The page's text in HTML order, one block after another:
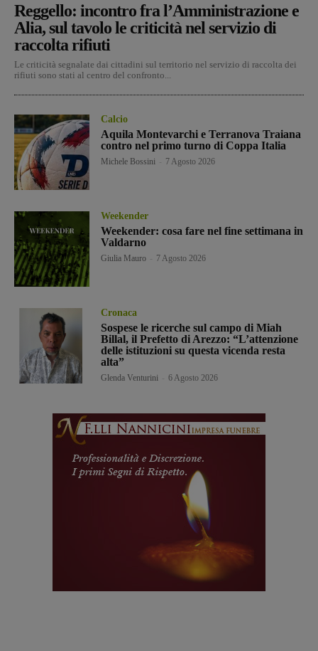
Reggello: incontro fra l’Amministrazione e
Alia, sul tavolo le criticità nel servizio di
raccolta rifiuti
Le criticità segnalate dai cittadini sul territorio nel servizio di raccolta dei
rifiuti sono stati al centro del confronto...
Calcio
Aquila Montevarchi e Terranova Traiana
contro nel primo turno di Coppa Italia
Michele Bossini 7 Agosto 2026
Weekender
Weekender: cosa fare nel fine settimana in
Valdarno
Giulia Mauro 7 Agosto 2026
Cronaca
Sospese le ricerche sul campo di Miah
Billal, il Prefetto di Arezzo: “L’attenzione
delle istituzioni su questa vicenda resta
alta”
Glenda Venturini 6 Agosto 2026